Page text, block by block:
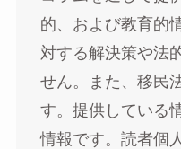
的、および教育的
対する解決策や法
せん。また、移民
す。提供している
情報です。読者個